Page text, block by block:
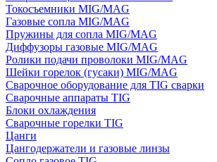
Токосъемники MIG/MAG
Газовые сопла MIG/MAG
Пружины для сопла MIG/MAG
Диффузоры газовые MIG/MAG
Ролики подачи проволоки MIG/MAG
Шейки горелок (гусаки) MIG/MAG
Сварочное оборудование для TIG сварки
Сварочные аппараты TIG
Блоки охлаждения
Сварочные горелки TIG
Цанги
Цангодержатели и газовые линзы